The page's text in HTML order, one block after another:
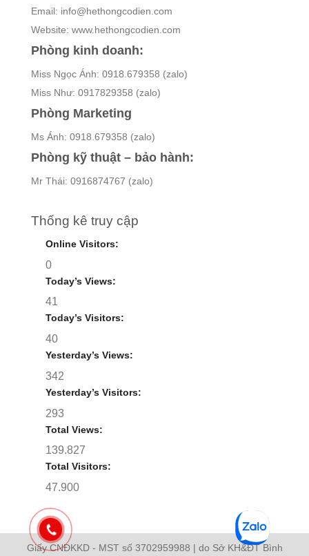
Email: info@hethongcodien.com
Website: www.hethongcodien.com
Phòng kinh doanh:
Miss Ngọc Ánh: 0918.679358 (zalo)
Miss Như: 0917829358 (zalo)
Phòng Marketing
Ms Ánh: 0918.679358 (zalo)
Phòng kỹ thuật – bảo hành:
Mr Thái: 0916874767 (zalo)
Thống kê truy cập
Online Visitors:
0
Today’s Views:
41
Today’s Visitors:
40
Yesterday’s Views:
342
Yesterday’s Visitors:
293
Total Views:
139.827
Total Visitors:
47.900
Giấy CNĐKKD - MST số 3702959988 | do Sở KH&ĐT Bình